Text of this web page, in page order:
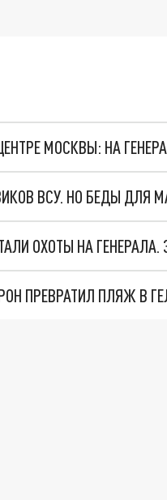
МОСКВЫ: НА
ВСУ. НО БЕДЫ ДЛЯ
ПРЕВРАТИЛ ПЛЯЖ В